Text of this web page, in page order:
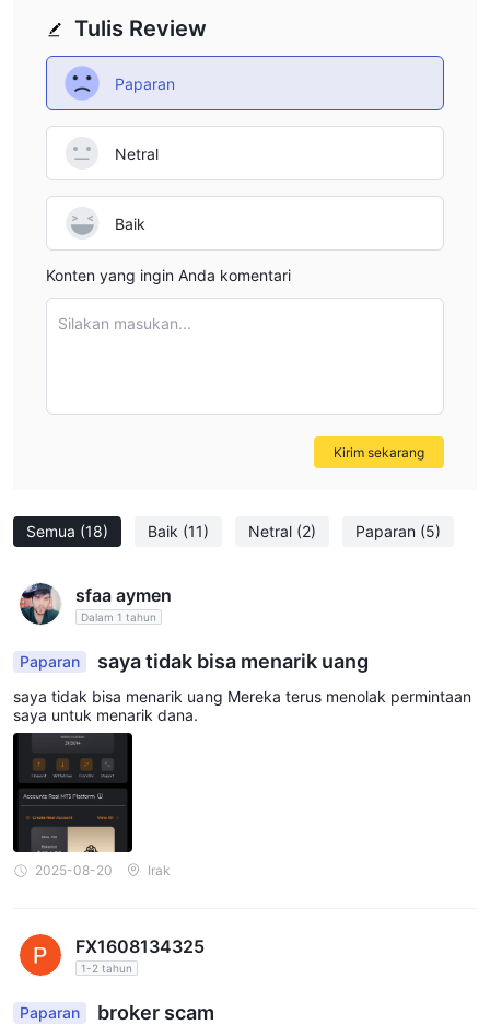
Semua (18) Baik (11) Netral (2) Paparan (5)
sfaa aymen
Dalam 1 tahun
Paparan saya tidak bisa menarik uang
saya tidak bisa menarik uang Mereka terus menolak permintaan
saya untuk menarik dana.
2025-08-20 Irak
FX1608134325
1-2 tahun
Paparan broker scam
Tulis Review
Paparan
Netral
Baik
Konten yang ingin Anda komentari
Silakan masukan...
Kirim sekarang